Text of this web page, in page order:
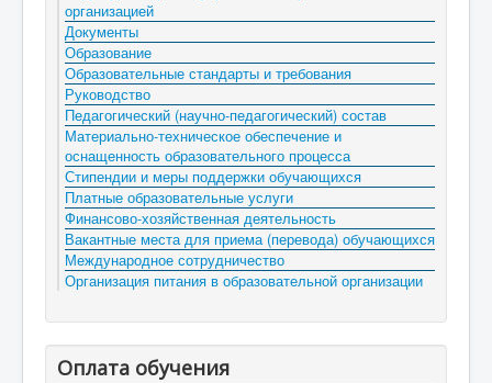
организацией
Документы
Образование
Образовательные стандарты и требования
Руководство
Педагогический (научно-педагогический) состав
Материально-техническое обеспечение и
оснащенность образовательного процесса
Стипендии и меры поддержки обучающихся
Платные образовательные услуги
Финансово-хозяйственная деятельность
Вакантные места для приема (перевода) обучающихся
Международное сотрудничество
Организация питания в образовательной организации
Оплата обучения